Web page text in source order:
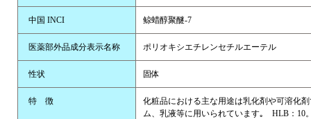
中国 INCI 鲸蜡醇聚醚-7
医薬部外品成分表示名称 ポリオキシエチレンセチルエーテル
性状 固体
特 徴
化粧品における主な用途は乳化剤や可溶化
ム、乳液等に用いられています｡ HLB：10